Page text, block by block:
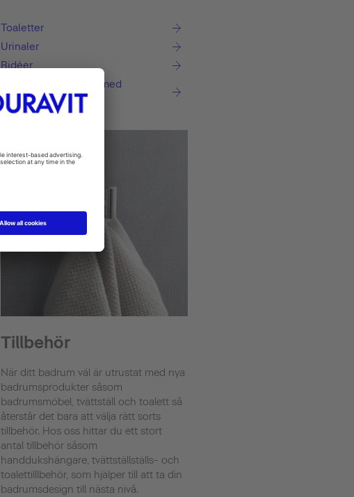
Toaletter
Urinaler
Bidéer
SensoWash WC-sits med
hygiendusch
Tillbehör
När ditt badrum väl är utrustat med nya
badrumsprodukter såsom
badrumsmöbel, tvättställ och toalett så
återstår det bara att välja rätt sorts
tillbehör. Hos oss hittar du ett stort
antal tillbehör såsom
handdukshängare, tvättställställs- och
toalettilllbehör, som hjälper till att ta din
badrumsdesign till nästa nivå.